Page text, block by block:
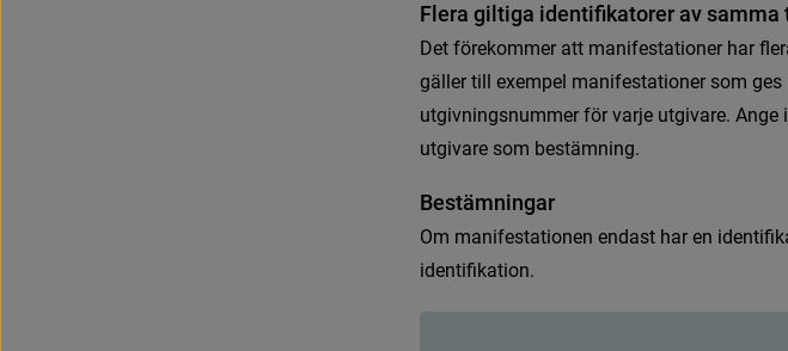
F era gi tiga identifkatorer avsamma
Det förekommer att manifestationer har fer
gäller till exempel manifestationer som ges
utgivningsnummer för varje utgivare. Ange i
utgivare som bestämning.
Bestämningar
Om manifestationen endast har en identifk
identifkation.